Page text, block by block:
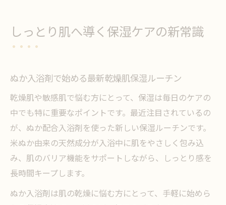
しっとり肌へ導く保湿ケアの新常識
ぬか入浴剤で始める最新乾燥肌保湿ルーチン
乾燥肌や敏感肌で悩む方にとって、保湿は毎日のケアの
中でも特に重要なポイントです。最近注目されているの
が、ぬか配合入浴剤を使った新しい保湿ルーチンです。
米ぬか由来の天然成分が入浴中に肌をやさしく包み込
み、肌のバリア機能をサポートしながら、しっとり感を
長時間キープします。
ぬか入浴剤は肌の乾燥に悩む方にとって、手軽に始めら